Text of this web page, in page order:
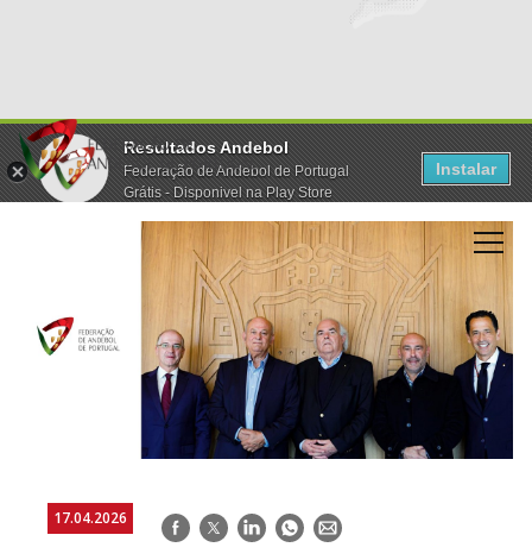
Resultados Andebol
Federação de Andebol de Portugal
Grátis - Disponivel na Play Store
Instalar
17.04.2026 Facebook
TwitterLinkedInWhatsApp
E-